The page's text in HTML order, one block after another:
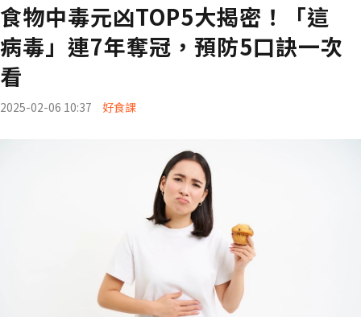
食物中毒元凶TOP5大揭密！「這
病毒」連7年奪冠，預防5口訣一次
看
2025-02-06 10:37 好食課